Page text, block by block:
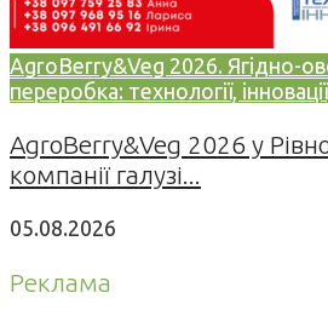
AgroBerry&Veg 2026. Ягідно-
переробка: технології,
AgroBerry&Veg 2026 у
компанії галузі...
05.08.2026
Реклама